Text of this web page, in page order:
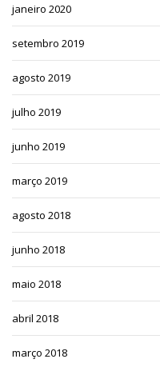
janeiro 2020
setembro 2019
agosto 2019
julho 2019
junho 2019
março 2019
agosto 2018
junho 2018
maio 2018
abril 2018
março 2018